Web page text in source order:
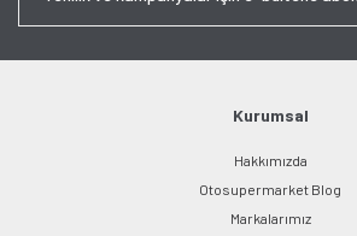
Kurumsal
Hakkımızda
Otosupermarket Blog
Markalarımız